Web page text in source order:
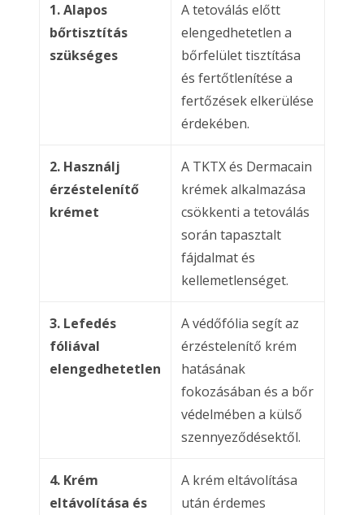
1. Alapos
bőrtisztítás
szükséges
A tetoválás előtt
elengedhetetlen a
bőrfelület tisztítása
és fertőtlenítése a
fertőzések elkerülése
érdekében.
2. Használj
érzéstelenítő
krémet
A TKTX és Dermacain
krémek alkalmazása
csökkenti a tetoválás
során tapasztalt
fájdalmat és
kellemetlenséget.
3. Lefedés
fóliával
elengedhetetlen
A védőfólia segít az
érzéstelenítő krém
hatásának
fokozásában és a bőr
védelmében a külső
szennyeződésektől.
4. Krém
eltávolítása és
A krém eltávolítása
után érdemes